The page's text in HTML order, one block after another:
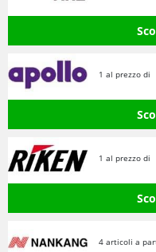
1 al prezzo di
1 al prezzo di
4 articoli a